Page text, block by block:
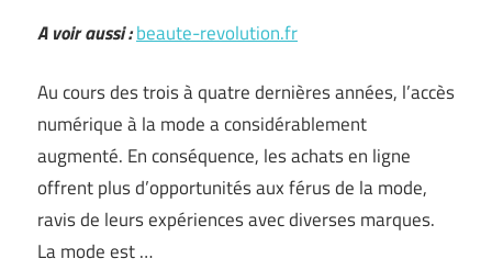
A voir aussi :beaute-revolution.fr
Au cours des trois à quatre dernières années, l’accès
numérique à la mode a considérablement
augmenté. En conséquence, les achats en ligne
offrent plus d’opportunités aux férus de la mode,
ravis de leurs expériences avec diverses marques.
La mode est …